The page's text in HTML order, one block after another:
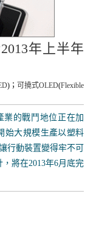
年上半年
)； 可撓式OLED(Flexible
業的戰鬥地位正在加
始大規模生產以塑料
行動裝置變得牢不可
將在2013年6月底完